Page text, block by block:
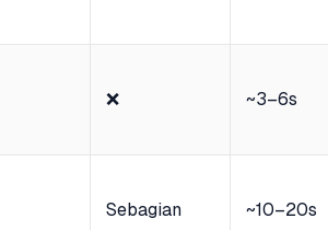
❌ ~3–6s
Sebagian ~10–20s